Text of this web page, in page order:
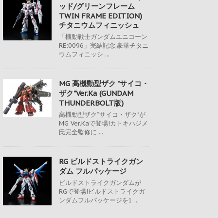
ッド/グリーンフレーム
TWIN FRAME EDITION)
チタニウムフィニッシュ
「機動戦士ガンダムユニコーン
RE:0096」完結記念,豪華チタニ
ウムフィニッシ ...
MG 高機動型ザク "サイコ・
ザク"Ver.Ka (GUNDAM
THUNDERBOLT版)
高機動型ザク“サイコ・ザク"が
MG Ver.Kaで登場!カトキハジメ
氏完全監修に ...
RG ビルドストライクガン
ダム フルパッケージ
ビルドストライクガンダムが
RGで登場!ビルドストライクガ
ンダムフルパッケージを1 ...